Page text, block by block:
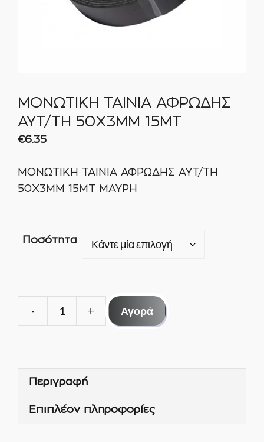
ΜΟΝΩΤΙΚΗ ΤΑΙΝΙΑ ΑΦΡΩΔΗΣ
ΑΥΤ/ΤΗ 50Χ3MM 15ΜΤ
€6.35
ΜΟΝΩΤΙΚΗ ΤΑΙΝΙΑ ΑΦΡΩΔΗΣ ΑΥΤ/ΤΗ
50Χ3MM 15ΜΤ ΜΑΥΡΗ
Ποσότητα
ΜΟΝΩΤΙΚΗ
ΑΥΤ/
50Χ3MM
15ΜΤ
Αγορά
Περιγραφή
Επιπλέον πληροφορίες